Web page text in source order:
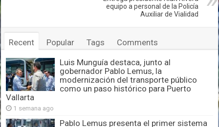
equipo a personal de la Policía
Auxiliar de Vialidad
Recent Popular Tags Comments
Luis Munguía destaca, junto al
gobernador Pablo Lemus, la
modernización del transporte público
como un paso histórico para Puerto
Vallarta
1 semana ago
Pablo Lemus presenta el primer sistema